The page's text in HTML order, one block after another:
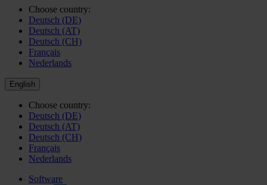
Choose country:
Deutsch (DE)
Deutsch (AT)
Deutsch (CH)
Français
Nederlands
English
Choose country:
Deutsch (DE)
Deutsch (AT)
Deutsch (CH)
Français
Nederlands
Software